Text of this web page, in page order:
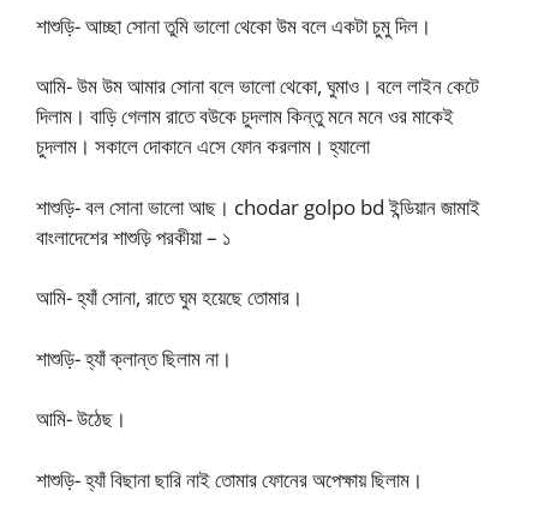
শাশুড়ি- আচ্ছা সোনা তুমি ভালো থেকো উম বলে একটা চুমু দিল।
আমি- উম উম আমার সোনা বলে ভালো থেকো, ঘুমাও। বলে লাইন কেটে
দিলাম। বাড়ি গেলাম রাতে বউকে চুদলাম কিন্তু মনে মনে ওর মাকেই
চুদলাম। সকালে দোকানে এসে ফোন করলাম। হ্যালো
শাশুড়ি- বল সোনা ভালো আছ। chodar golpo bd ইন্ডিয়ান জামাই
বাংলাদেশের শাশুড়ি পরকীয়া – ১
আমি- হ্যাঁ সোনা, রাতে ঘুম হয়েছে তোমার।
শাশুড়ি- হ্যাঁ ক্লান্ত ছিলাম না।
আমি- উঠেছ।
শাশুড়ি- হ্যাঁ বিছানা ছারি নাই তোমার ফোনের অপেক্ষায় ছিলাম।